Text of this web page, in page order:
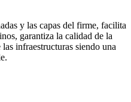
y las capas del firme, facilita
garantiza la calidad de la
infraestructuras siendo una